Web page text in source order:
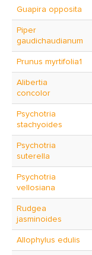
Guapira opposita
Piper
gaudichaudianum
Prunus myrtifolia1
Alibertia
concolor
Psychotria
stachyoides
Psychotria
suterella
Psychotria
vellosiana
Rudgea
jasminoides
Allophylus edulis